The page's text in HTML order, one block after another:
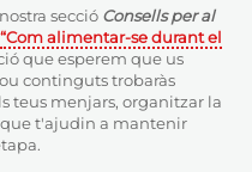
secció Consells per al
“Com alimentar-se durant el
que esperem que us
continguts trobaràs
teus menjars, organitzar la
t'ajudin a mantenir